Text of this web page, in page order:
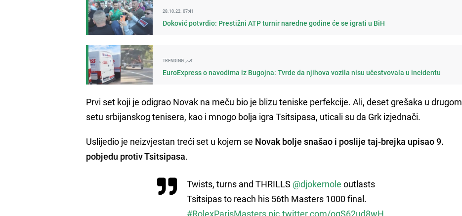
28.10.22. 07:41
Đoković potvrdio: Prestižni ATP turnir naredne godine će se igrati u BiH
TRENDING
EuroExpress o navodima iz Bugojna: Tvrde da njihova vozila nisu učestvovala u incidentu
Prvi set koji je odigrao Novak na meču bio je blizu teniske perfekcije. Ali, deset grešaka u drugom
setu srbijanskog tenisera, kao i mnogo bolja igra Tsitsipasa, uticali su da Grk izjednači.
Uslijedio je neizvjestan treći set u kojem se Novak bolje snašao i poslije taj-brejka upisao 9.
pobjedu protiv Tsitsipasa.
Twists, turns and THRILLS @djokernole outlasts
Tsitsipas to reach his 56th Masters 1000 final.
#RolexParisMasters pic.twitter.com/oqS62ud8wH